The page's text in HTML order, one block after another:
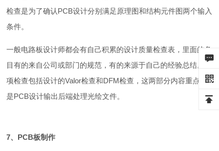
检查是为了确认PCB设计分别满足原理图和结构元件图两个输入
条件。
一般电路板设计师都会有自己积累的设计质量检查表，里面的条
目有的来自公司或部门的规范，有的来源于自己的经验总结。专
项检查包括设计的Valor检查和DFM检查，这两部分内容重点的
是PCB设计输出后端处理光绘文件。
7、PCB板制作